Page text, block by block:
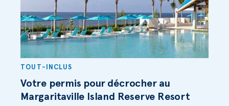
TOUT-INCLUS
Votre permis pour décrocher au
Margaritaville Island Reserve Resort